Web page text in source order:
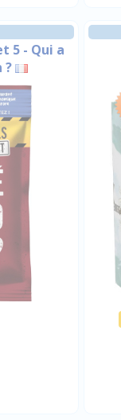
5 - Qui a
?